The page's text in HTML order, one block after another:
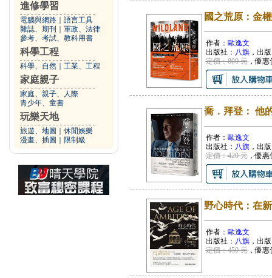
進修學習
電腦與網路
語言工具
雜誌、期刊
軍政、法律
參考、考試、教科用書
科學工程
科學、自然 工業、工程
家庭親子
家庭、親子、人際
青少年、童書
玩樂天地
旅遊、地圖
休閒娛樂
漫畫、插圖
限制級
國之荒原：金
作者： 歐逸文
出版社： 八旗，出
定價：800 元，優惠
喬．拜登： 他
作者： 歐逸文
出版社： 八旗，出
定價：420 元，優惠
野心時代：在
作者： 歐逸文
出版社： 八旗，出
定價：450 元，優惠